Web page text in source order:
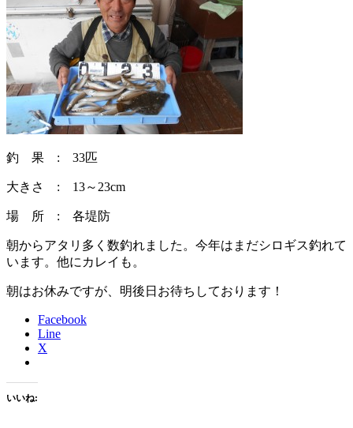
釣 果 : 33匹
大きさ : 13～23cm
場 所 : 各堤防
朝からアタリ多く数釣れました。今年はまだシロギス釣れて
います。他にカレイも。
朝はお休みですが、明後日お待ちしております！
Facebook
Line
X
いいね: